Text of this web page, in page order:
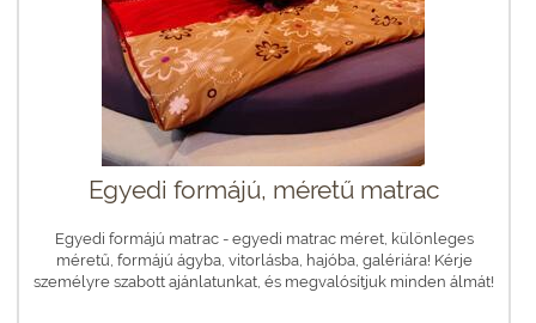
Egyedi formájú, méretű matrac
Egyedi formájú matrac - egyedi matrac méret, különleges
méretű, formájú ágyba, vitorlásba, hajóba, galériára! Kérje
személyre szabott ajánlatunkat, és megvalósítjuk minden álmát!